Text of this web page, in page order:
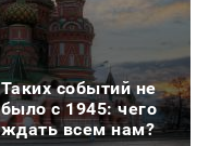
Таких событий не
было с 1945: чего
ждать всем нам?